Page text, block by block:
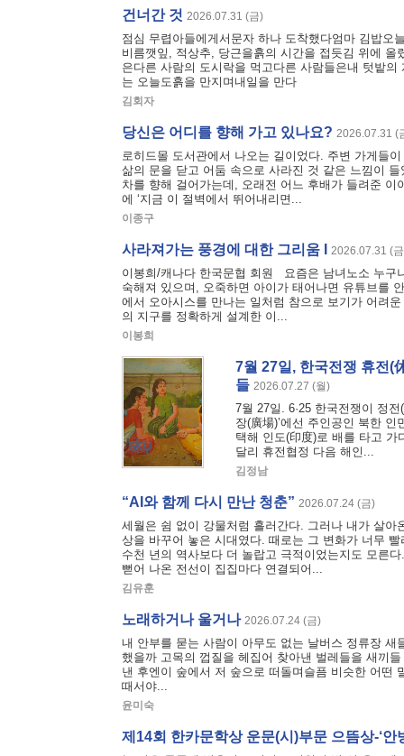
건너간 것 2026.07.31 (금)
점심 무렵아들에게서문자 하나 도착했다엄마 김밥오
비름깻잎, 적상추, 당근을흙의 시간을 접듯김 위에
은다른 사람의 도시락을 먹고다른 사람들은내 텃밭
는 오늘도흙을 만지며내일을 만다
김회자
당신은 어디를 향해 가고 있나요? 2026.07.31 (
로히드몰 도서관에서 나오는 길이었다. 주변 가게들
삶의 문을 닫고 어둠 속으로 사라진 것 같은 느낌이
차를 향해 걸어가는데, 오래전 어느 후배가 들려준
에 ‘지금 이 절벽에서 뛰어내리면...
이종구
사라져가는 풍경에 대한 그리움 I 2026.07.31 (
이봉희/캐나다 한국문협 회원 요즘은 남녀노소 누구
숙해져 있으며, 오죽하면 아이가 태어나면 유튜브를
에서 오아시스를 만나는 일처럼 참으로 보기가 어려
의 지구를 정확하게 설계한 이...
이봉희
7월 27일, 한국전쟁 휴전(
들 2026.07.27 (월)
7월 27일. 6·25 한국전쟁이 정
장(廣場)’에선 주인공인 북한
택해 인도(印度)로 배를 타고
달리 휴전협정 다음 해인...
김정남
“AI와 함께 다시 만난 청춘” 2026.07.24 (금)
세월은 쉼 없이 강물처럼 흘러간다. 그러나 내가 살
상을 바꾸어 놓은 시대였다. 때로는 그 변화가 너무
수천 년의 역사보다 더 놀랍고 극적이었는지도 모른
뻗어 나온 전선이 집집마다 연결되어...
김유훈
노래하거나 울거나 2026.07.24 (금)
내 안부를 묻는 사람이 아무도 없는 날버스 정류장
했을까 고목의 껍질을 헤집어 찾아낸 벌레들을 새끼
낸 후엔이 숲에서 저 숲으로 떠돌며슬픔 비슷한 어
때서야...
윤미숙
제14회 한카문학상 운문(시)부문 으뜸상-‘안